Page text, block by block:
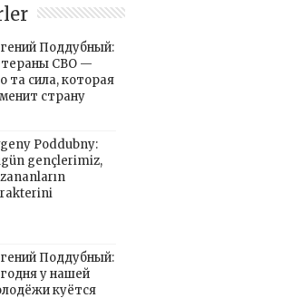
Поддубный:
СВО —
та сила, которая
страну
Poddubny:
gençlerimiz,
Поддубный:
у нашей
куётся